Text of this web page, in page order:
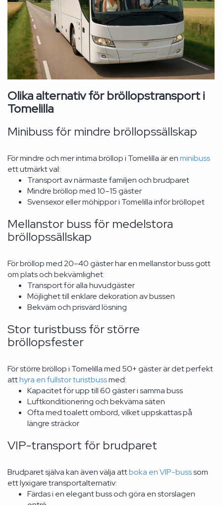
Olika alternativ för bröllopstransport i
Tomelilla
Minibuss för mindre bröllopssällskap
För mindre och mer intima bröllop i Tomelilla är enminibuss
ett utmärkt val:
Transport av närmaste familjen och brudparet
Mindre bröllop med 10–15 gäster
Svensexor eller möhippor i Tomelilla inför bröllopet
Mellanstor buss för medelstora
bröllopssällskap
För bröllop med 20–40 gäster har en mellanstor buss gott
om plats och bekvämlighet:
Transport för alla huvudgäster
Möjlighet till enklare dekoration av bussen
Bekväm och prisvärd lösning
Stor turistbuss för större
bröllopsfester
För större bröllop i Tomelilla med 50+ gäster är det perfekt
atthyra en fullstor turistbussmed:
Kapacitet för upp till 60 gäster i samma buss
Luftkonditionering och bekväma säten
Ofta med toalett ombord, vilket uppskattas på
längre sträckor
VIP-transport för brudparet
Brudparet själva kan även välja attboka en VIP-busssom
ett lyxigare transportalternativ:
Färdas i en elegant buss och göra en storslagen